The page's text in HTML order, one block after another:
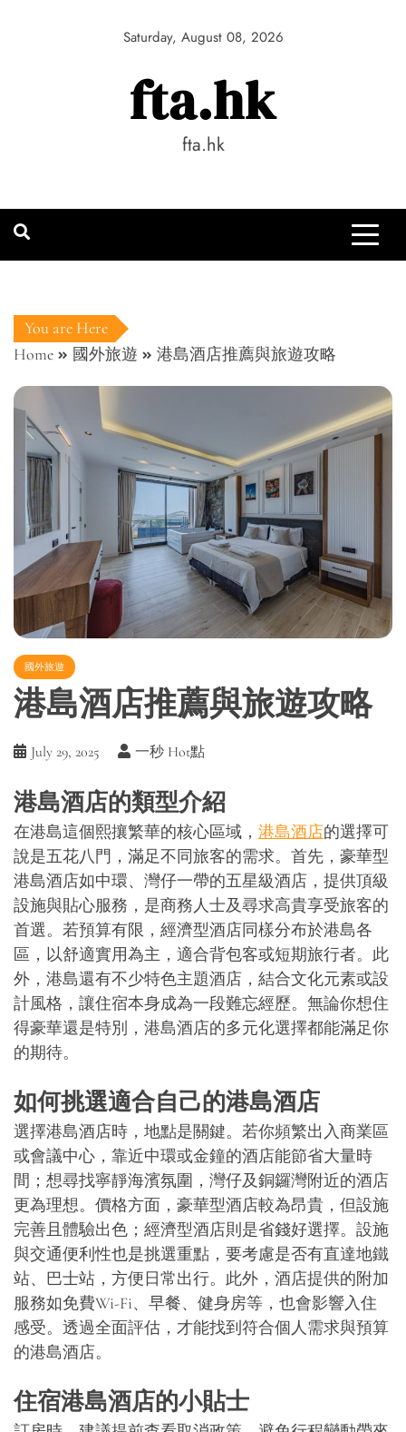
Saturday, August 08, 2026
fta.hk
fta.hk
You are Here
Home
國外旅遊 港島酒店推薦與旅遊攻略
國外旅遊
港島酒店推薦與旅遊攻略
July 29, 2025 一秒 Hot點
港島酒店的類型介紹
在港島這個熙攘繁華的核心區域， 港島酒店的選擇可
說是五花八門，滿足不同旅客的需求。首先，豪華型
港島酒店如中環、灣仔一帶的五星級酒店，提供頂級
設施與貼心服務，是商務人士及尋求高貴享受旅客的
首選。若預算有限，經濟型酒店同樣分布於港島各
區，以舒適實用為主，適合背包客或短期旅行者。此
外，港島還有不少特色主題酒店，結合文化元素或設
計風格，讓住宿本身成為一段難忘經歷。無論你想住
得豪華還是特別，港島酒店的多元化選擇都能滿足你
的期待。
如何挑選適合自己的港島酒店
選擇港島酒店時，地點是關鍵。若你頻繁出入商業區
或會議中心，靠近中環或金鐘的酒店能節省大量時
間；想尋找寧靜海濱氛圍，灣仔及銅鑼灣附近的酒店
更為理想。價格方面，豪華型酒店較為昂貴，但設施
完善且體驗出色；經濟型酒店則是省錢好選擇。設施
與交通便利性也是挑選重點，要考慮是否有直達地鐵
站、巴士站，方便日常出行。此外，酒店提供的附加
服務如免費Wi-Fi、早餐、健身房等，也會影響入住
感受。透過全面評估，才能找到符合個人需求與預算
的港島酒店。
住宿港島酒店的小貼士